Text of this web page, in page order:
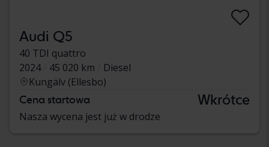
Audi Q5
40 TDI quattro
2024
45 020 km
Diesel
Kungälv (Ellesbo)
Cena startowa Wkrótce
Nasza wycena jest już w drodze